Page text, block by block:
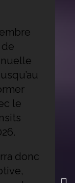
le
donc